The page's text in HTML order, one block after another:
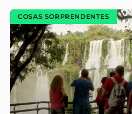
COSAS SORPRENDENTES